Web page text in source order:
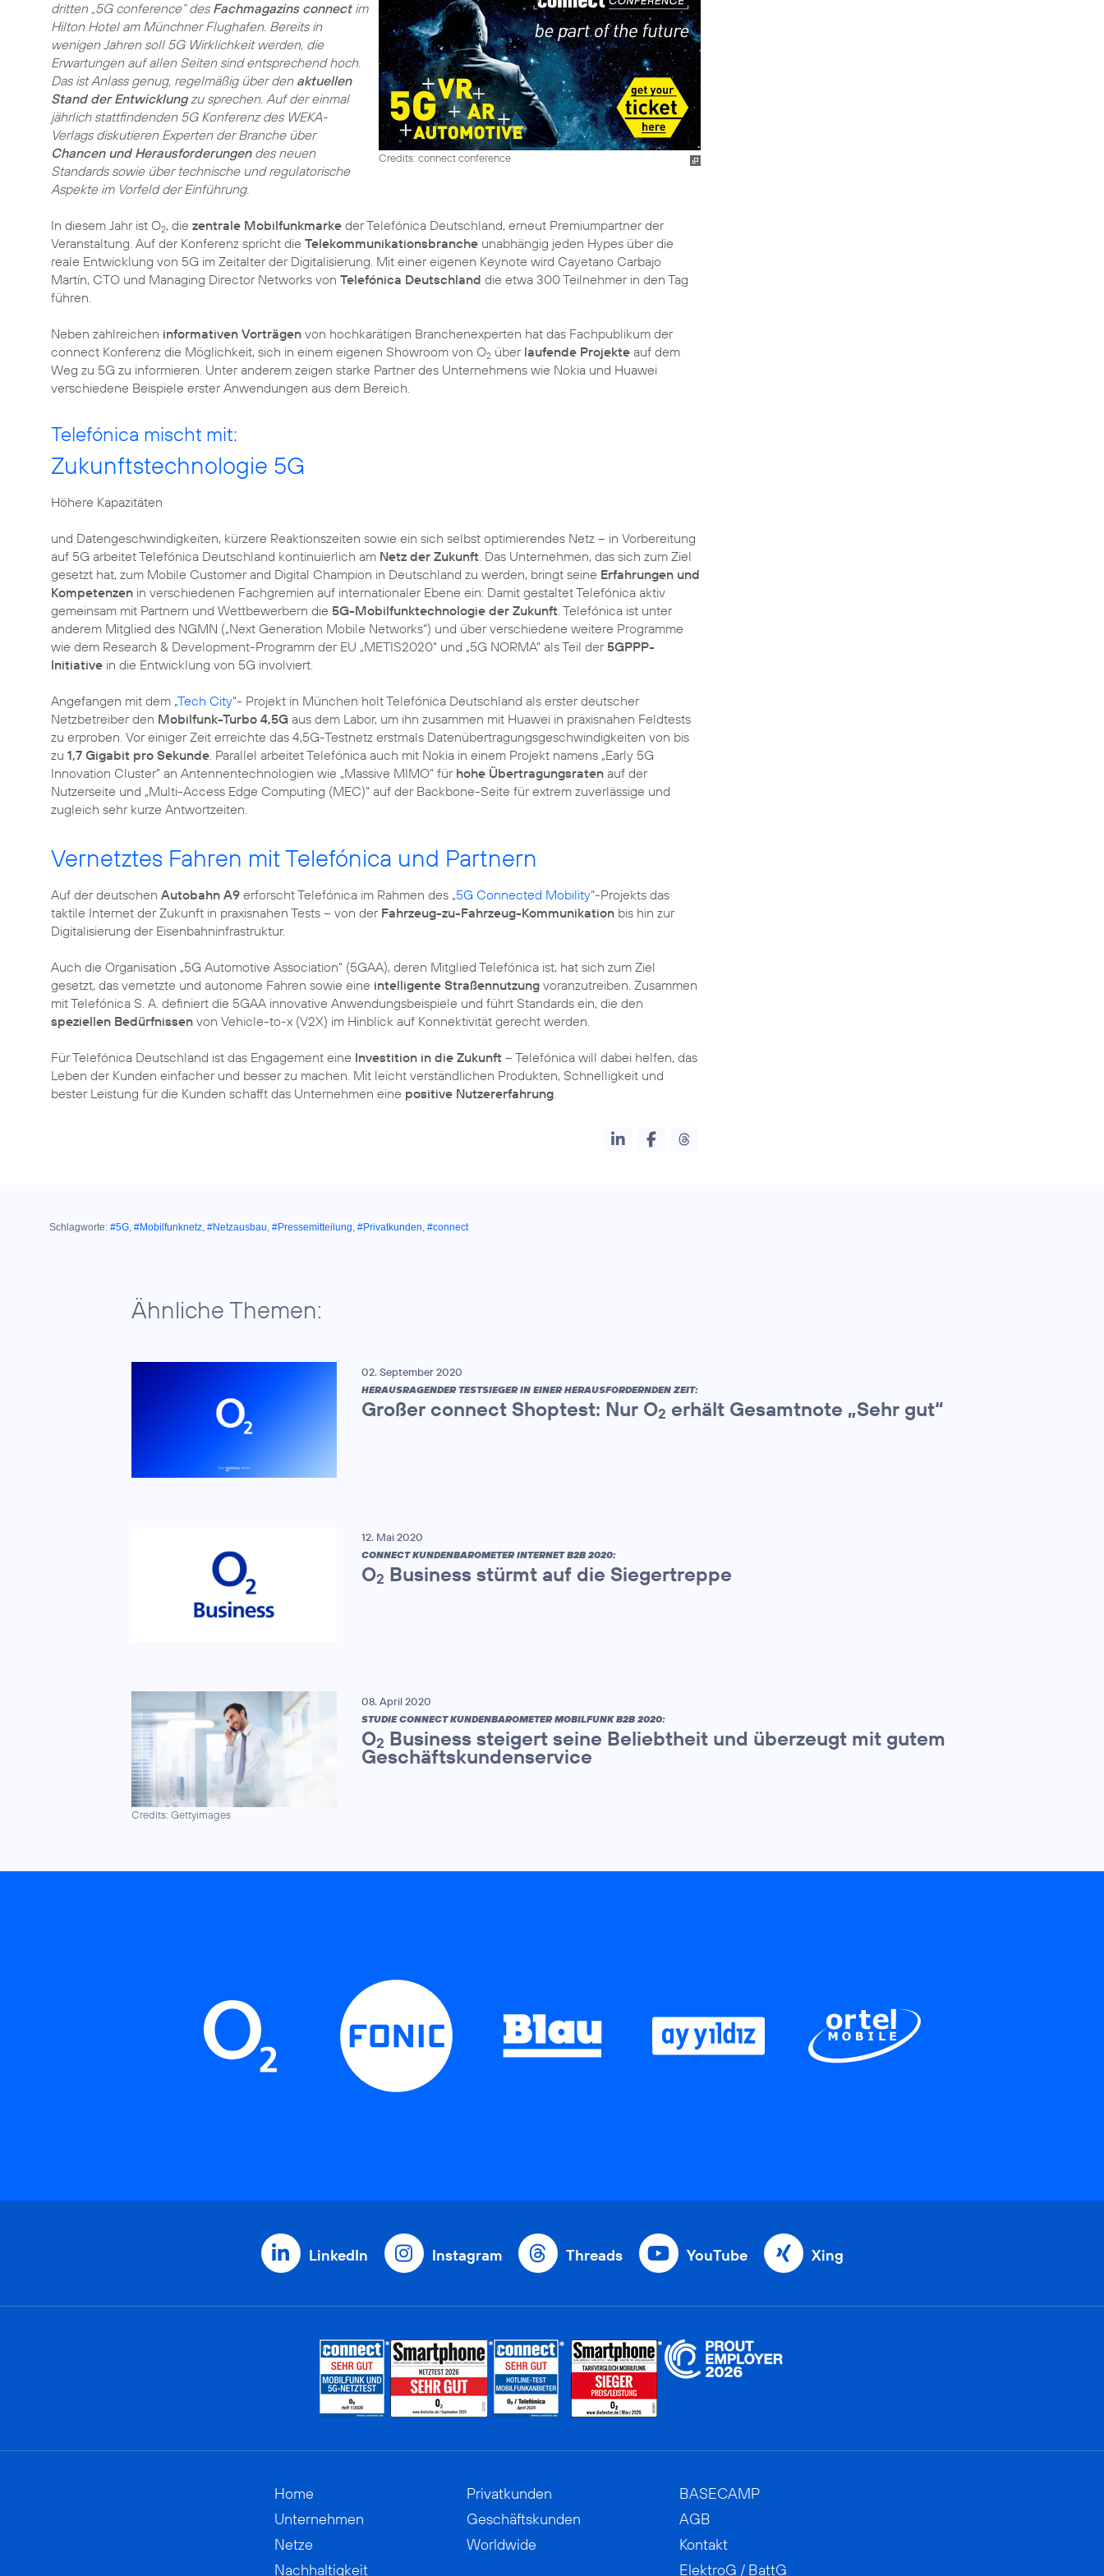
Credits: connect conference
dritten „5G conference“ des Fachmagazins connectim
Hilton Hotel am Münchner Flughafen. Bereits in
wenigen Jahren soll 5G Wirklichkeit werden, die
Erwartungen auf allen Seiten sind entsprechend hoch.
Das ist Anlass genug, regelmäßig über den aktuellen
Stand der Entwicklungzu sprechen. Auf der einmal
jährlich stattfindenden 5G Konferenz des WEKA-
Verlags diskutieren Experten der Branche über
Chancen und Herausforderungendes neuen
Standards sowie über technische und regulatorische
Aspekte im Vorfeld der Einführung.
In diesem Jahr ist O2, die zentrale Mobilfunkmarke der Telefónica Deutschland, erneut Premiumpartner der
Veranstaltung. Auf der Konferenz spricht die Telekommunikationsbranche unabhängig jeden Hypes über die
reale Entwicklung von 5G im Zeitalter der Digitalisierung. Mit einer eigenen Keynote wird Cayetano Carbajo
Martín, CTO und Managing Director Networks von Telefónica Deutschland die etwa 300 Teilnehmer in den Tag
führen.
Neben zahlreichen informativen Vorträgen von hochkarätigen Branchenexperten hat das Fachpublikum der
connect Konferenz die Möglichkeit, sich in einem eigenen Showroom von O2 über laufende Projekte auf dem
Weg zu 5G zu informieren. Unter anderem zeigen starke Partner des Unternehmens wie Nokia und Huawei
verschiedene Beispiele erster Anwendungen aus dem Bereich.
Telefónica mischt mit:
Zukunftstechnologie 5G
Höhere Kapazitäten
und Datengeschwindigkeiten, kürzere Reaktionszeiten sowie ein sich selbst optimierendes Netz – in Vorbereitung
auf 5G arbeitet Telefónica Deutschland kontinuierlich am Netz der Zukunft. Das Unternehmen, das sich zum Ziel
gesetzt hat, zum Mobile Customer and Digital Champion in Deutschland zu werden, bringt seine Erfahrungen und
Kompetenzen in verschiedenen Fachgremien auf internationaler Ebene ein: Damit gestaltet Telefónica aktiv
gemeinsam mit Partnern und Wettbewerbern die 5G-Mobilfunktechnologie der Zukunft. Telefónica ist unter
anderem Mitglied des NGMN („Next Generation Mobile Networks“) und über verschiedene weitere Programme
wie dem Research & Development-Programm der EU „METIS2020“ und „5G NORMA“ als Teil der5GPPP-
Initiative in die Entwicklung von 5G involviert.
Angefangen mit dem „Tech City“- Projekt in München holt Telefónica Deutschland als erster deutscher
Netzbetreiber den Mobilfunk-Turbo 4,5G aus dem Labor, um ihn zusammen mit Huawei in praxisnahen Feldtests
zu erproben. Vor einiger Zeit erreichte das 4,5G-Testnetz erstmals Datenübertragungsgeschwindigkeiten von bis
zu 1,7 Gigabit pro Sekunde. Parallel arbeitet Telefónica auch mit Nokia in einem Projekt namens „Early 5G
Innovation Cluster“ an Antennentechnologien wie „Massive MIMO“ für hohe Übertragungsraten auf der
Nutzerseite und „Multi-Access Edge Computing (MEC)“ auf der Backbone-Seite für extrem zuverlässige und
zugleich sehr kurze Antwortzeiten.
Vernetztes Fahren mit Telefónica und Partnern
Auf der deutschen Autobahn A9 erforscht Telefónica im Rahmen des „5G Connected Mobility“-Projekts das
taktile Internet der Zukunft in praxisnahen Tests – von der Fahrzeug-zu-Fahrzeug-Kommunikation bis hin zur
Digitalisierung der Eisenbahninfrastruktur.
Auch die Organisation „5G Automotive Association“ (5GAA), deren Mitglied Telefónica ist, hat sich zum Ziel
gesetzt, das vernetzte und autonome Fahren sowie eine intelligente Straßennutzung voranzutreiben. Zusammen
mit Telefónica S. A. definiert die 5GAA innovative Anwendungsbeispiele und führt Standards ein, die den
speziellen Bedürfnissen von Vehicle-to-x (V2X) im Hinblick auf Konnektivität gerecht werden.
Für Telefónica Deutschland ist das Engagement eine Investition in die Zukunft – Telefónica will dabei helfen, das
Leben der Kunden einfacher und besser zu machen. Mit leicht verständlichen Produkten, Schnelligkeit und
bester Leistung für die Kunden schafft das Unternehmen eine positive Nutzererfahrung.
Schlagworte: #5G, #Mobilfunknetz, #Netzausbau, #Pressemitteilung, #Privatkunden, #connect
Ähnliche Themen:
02. September 2020
HERAUSRAGENDER TESTSIEGER IN EINER HERAUSFORDERNDEN ZEIT:
Großer connect Shoptest: Nur O2 erhält Gesamtnote „Sehr gut“
12. Mai 2020
CONNECT KUNDENBAROMETER INTERNET B2B 2020:
O2 Business stürmt auf die Siegertreppe
Credits: Gettyimages
08. April 2020
STUDIE CONNECT KUNDENBAROMETER MOBILFUNK B2B 2020:
O2 Business steigert seine Beliebtheit und überzeugt mit gutem
Geschäftskundenservice
LinkedIn Instagram Threads YouTube Xing
Home
Unternehmen
Netze
Nachhaltigkeit
Privatkunden
Geschäftskunden
Worldwide
BASECAMP
AGB
Kontakt
ElektroG / BattG